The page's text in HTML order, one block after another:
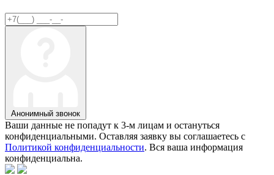
Анонимный звонок
Ваши данные не попадут к 3-м лицам и остануться
конфиденциальными. Оставляя заявку вы соглашаетесь с
Политикой конфиденциальности. Вся ваша информация
конфиденциальна.